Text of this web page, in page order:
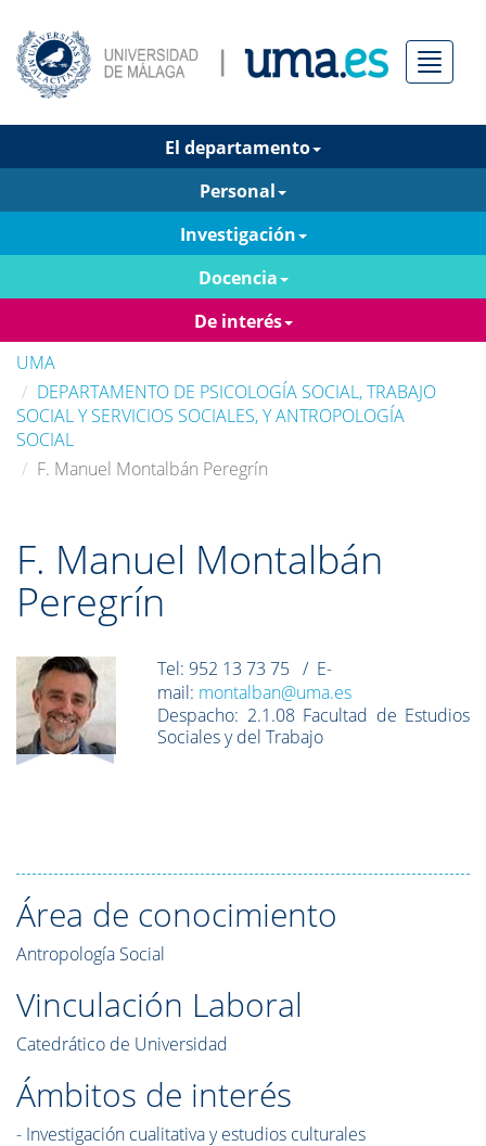
Menú
El departamento
Personal
Investigación
Docencia
De interés
UMA
DEPARTAMENTO DE PSICOLOGÍA SOCIAL, TRABAJO
SOCIAL Y SERVICIOS SOCIALES, Y ANTROPOLOGÍA
SOCIAL
F. Manuel Montalbán Peregrín
F. Manuel Montalbán
Peregrín
Tel: 952 13 73 75 / E-
mail: montalban@uma.es
Despacho: 2.1.08 Facultad de Estudios
Sociales y del Trabajo
Área de conocimiento
Antropología Social
Vinculación Laboral
Catedrático de Universidad
Ámbitos de interés
- Investigación cualitativa y estudios culturales